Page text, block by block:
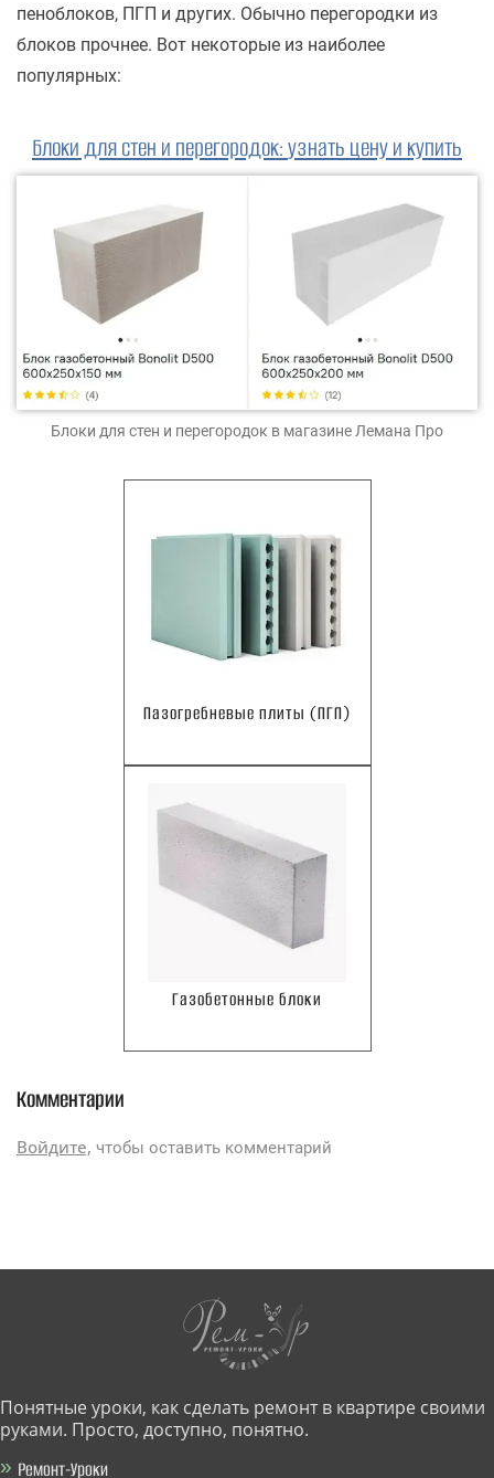
пеноблоков, ПГП и других. Обычно перегородки из
блоков прочнее. Вот некоторые из наиболее
популярных:
Блоки для стен и перегородок:узнать цену и купить
Блоки для стен и перегородок в магазине Лемана Про
Пазогребневые плиты (ПГП)
Газобетонные блоки
Комментарии
Войдите, чтобы оставить комментарий
Понятные уроки, как сделать ремонт в квартире своими
руками. Просто, доступно, понятно.
Ремонт-Уроки